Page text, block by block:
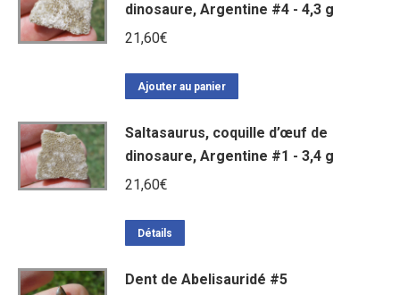
dinosaure, Argentine #4 - 4,3 g
21,60€
Ajouter au panier
Saltasaurus, coquille d’œuf de
dinosaure, Argentine #1 - 3,4 g
21,60€
Détails
Dent de Abelisauridé #5